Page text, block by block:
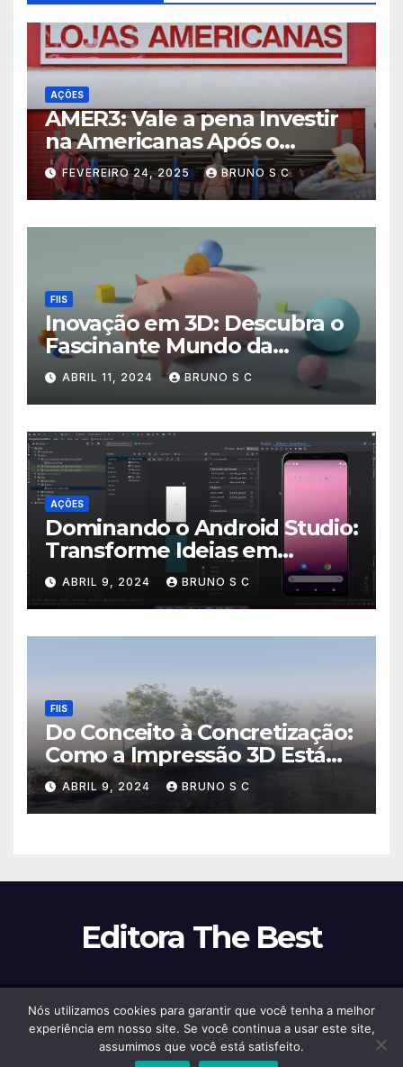
AÇÕES
AMER3: Vale a pena Investir
na Americanas Após o
Escândalo de 2023? Análise
Completa para 2024
FEVEREIRO 24, 2025 BRUNO S C
FIIS
Inovação em 3D: Descubra o
Fascinante Mundo da
Impressão Tridimensional!
ABRIL 11, 2024 BRUNO S C
AÇÕES
Dominando o Android Studio:
Transforme Ideias em
Aplicativos de Sucesso!
ABRIL 9, 2024 BRUNO S C
FIIS
Do Conceito à Concretização:
Como a Impressão 3D Está
Revolucionando a
Fabricação!
ABRIL 9, 2024 BRUNO S C
Editora The Best
Proudly powered by WordPress|Theme:NewsupbyThemeansar
Política de PrivacidadeTermos e Condições
Nós utilizamos cookies para garantir que você tenha a melhor
experiência em nosso site. Se você continua a usar este site,
assumimos que você está satisfeito.